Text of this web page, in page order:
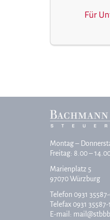
Für
Montag –
Freitag: 8.00 –
Marienplatz 5
97070 Würzburg
Telefon 0931
Telefax 0931 35587-
E-mail: